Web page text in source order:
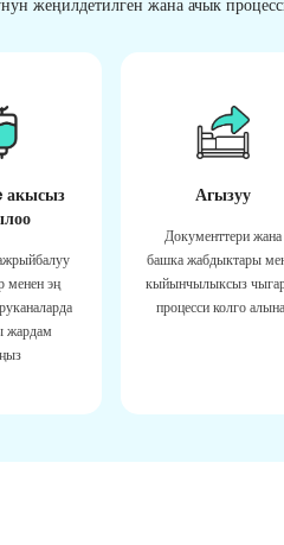
менен эң
жардам
Агызуу
Документтери жана
башка жабдыктары
кыйынчылыксыз
процесси колго